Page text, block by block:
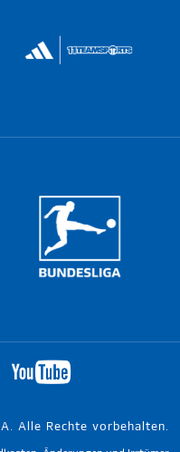
Alle Rechte vorbehalten.